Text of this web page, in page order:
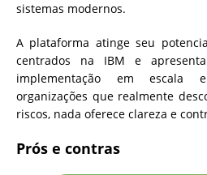
sistemas modernos.
A plataforma atinge seu
centrados na IBM e
implementação em escala
organizações que realmente
riscos, nada oferece clareza e
Prós e contras